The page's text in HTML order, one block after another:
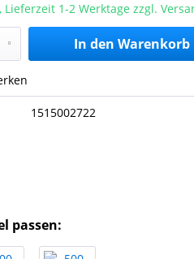
Lieferzeit 1-2 Werktage zzgl.
In den Warenkorb
1515002722
passen: